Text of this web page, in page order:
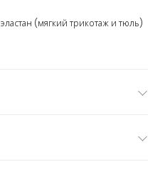
(мягкий трикотаж и тюль)